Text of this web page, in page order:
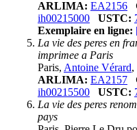
ARLIMA: EA2156
ih00215000
USTC:
Exemplaire en ligne:
La vie des peres en
imprimee a Paris
Paris, Antoine Vérard,
ARLIMA: EA2157
ih00215500
USTC:
La vie des peres
pays